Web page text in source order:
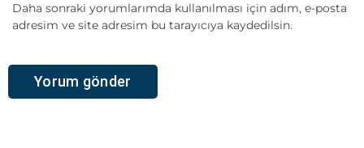
Daha sonraki yorumlarımda kullanılması için adım, e-posta
adresim ve site adresim bu tarayıcıya kaydedilsin.